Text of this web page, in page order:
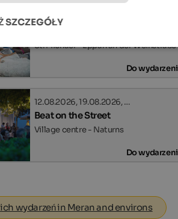
29.08.2026, 12.09.2026, …
St. Michael - Eppan an der Weinstraße
Do
12.08.2026, 19.08.2026, …
Beat on the Street
Village centre - Naturns
Do
wydarzeń in Meran and environs
SZCZEGÓŁY